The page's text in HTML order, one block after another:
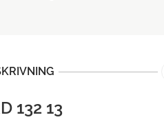
132 13